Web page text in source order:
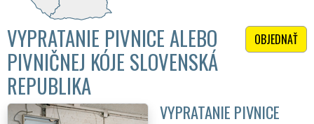
OBJEDNAŤ
VYPRATANIE PIVNICE ALEBO
PIVNIČNEJ KÓJE SLOVENSKÁ
REPUBLIKA
VYPRATANIE PIVNICE